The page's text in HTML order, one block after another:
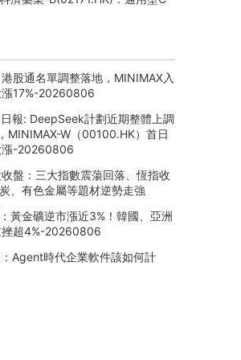
治性大B細胞淋巴瘤
宜明昂科-B(01541.HK)：子公司
起航等投資者增資5000萬元，
約68.34%
中港石油(00632.HK)：首席財務
鎮昇辭任，公司暫不符合多項
通天酒業(00389.HK)：主要股東
向香港高等法院提起訴訟，公
創勝集團醫藥-B(06628.HK)：擬
資產予藥明生物附屬，聚焦
股通名單調整落地，MINIMAX入
漲17%-20260806
報: DeepSeek計劃近期整體上調
MINIMAX-W（00100.HK）首日
漲-20260806
盤：三大指數震蕩回落、恆指收
、有色金屬等題材逆勢走強
黃金礦逆市漲近3%！韓國、亞洲
挫超4%-20260806
Agent時代企業軟件該如何計